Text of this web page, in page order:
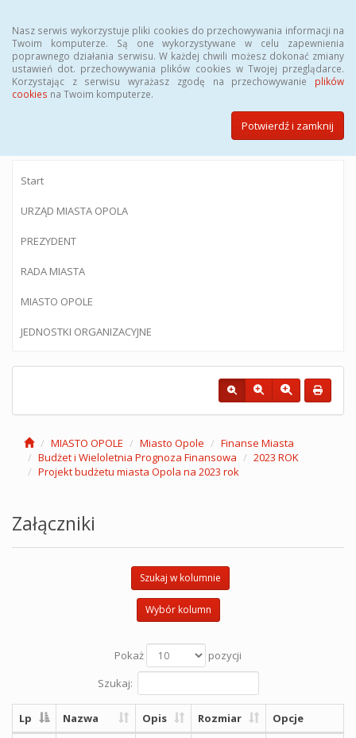
Nasz serwis wykorzystuje pliki cookies do przechowywania informacji na
Twoim komputerze. Są one wykorzystywane w celu zapewnienia
poprawnego działania serwisu. W każdej chwili możesz dokonać zmiany
ustawień dot. przechowywania plików cookies w Twojej przeglądarce.
Korzystając z serwisu wyrażasz zgodę na przechowywanie plików
cookies na Twoim komputerze.
Potwierdź i zamknij
BIULETYN INFORMACJI PUBLICZNEJ
Urzędu Miasta Opola
Start
URZĄD MIASTA OPOLA
PREZYDENT
RADA MIASTA
MIASTO OPOLE
JEDNOSTKI ORGANIZACYJNE
MIASTO OPOLE Miasto Opole
Finanse Miasta
Budżet i Wieloletnia Prognoza Finansowa
2023 ROK
Projekt budżetu miasta Opola na 2023 rok
Załączniki
Szukaj w kolumnie
Wybór kolumn
Pokaż
pozycji
Szukaj:
Lp Nazwa Opis Rozmiar Opcje